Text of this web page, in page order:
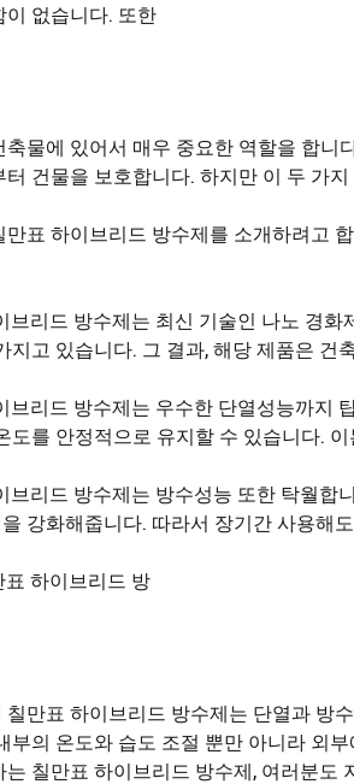
이 없습니다. 또한
축물에 있어서 매우 중요한 역할을 합
터 건물을 보호합니다. 하지만 이 두 가
만표 하이브리드 방수제를 소개하려고
브리드 방수제는 최신 기술인 나노 경
지고 있습니다. 그 결과, 해당 제품은
브리드 방수제는 우수한 단열성능까지
도를 안정적으로 유지할 수 있습니다.
브리드 방수제는 방수성능 또한 탁월합
강화해줍니다. 따라서 장기간 사용해
하이브리드 방
칠만표 하이브리드 방수제는 단열과 방
부의 온도와 습도 조절 뿐만 아니라 외
는 칠만표 하이브리드 방수제, 여러분도